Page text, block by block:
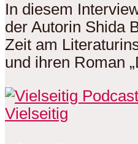
In diesem
der Autorin Shida
Zeit am
und ihren Roman
Vielseitig